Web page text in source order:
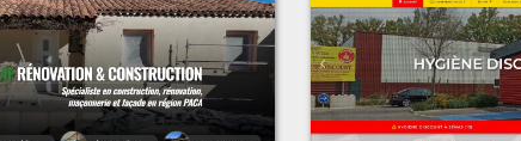
Voir le projet
& Construction